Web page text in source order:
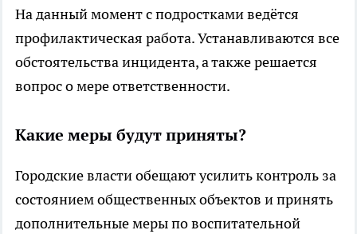
На данный момент с подростками ведётся
профилактическая работа. Устанавливаются все
обстоятельства инцидента, а также решается
вопрос о мере ответственности.
Какие меры будут приняты?
Городские власти обещают усилить контроль за
состоянием общественных объектов и принять
дополнительные меры по воспитательной